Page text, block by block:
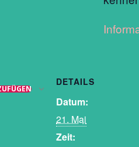
DETAILS
Datum:
21. Mai
Zeit: